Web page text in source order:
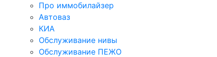
Про иммобилайзер
Автоваз
КИА
Обслуживание нивы
Обслуживание ПЕЖО